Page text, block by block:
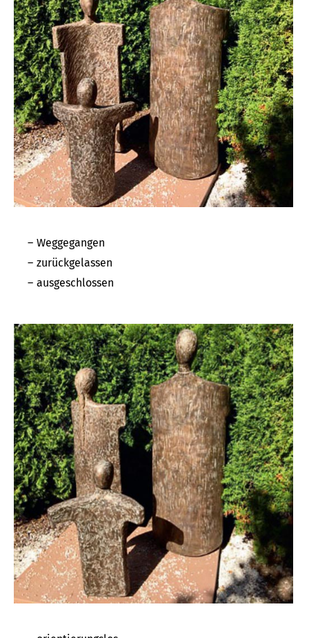
Weggegangen
zurückgelassen
ausgeschlossen